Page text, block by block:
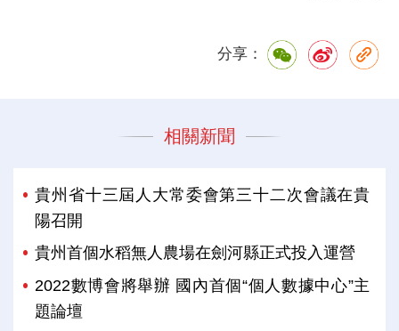
分享：
相關新聞
貴州省十三屆人大常委會第三十二次會議在貴
陽召開
貴州首個水稻無人農場在劍河縣正式投入運營
2022數博會將舉辦 國內首個“個人數據中心”主
題論壇